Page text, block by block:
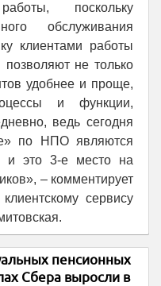
поскольку
обслуживания
клиентами работы
не только
удобнее и проще,
и функции,
ведь сегодня
по НПО являются
и это 3-е место на
– комментирует
сервису
пенсионных
Сбера выросли в